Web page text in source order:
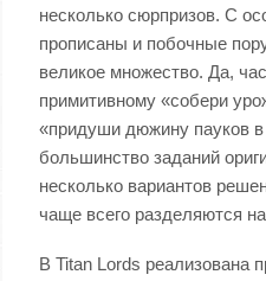
несколько сюрпризов. С
прописаны и побочные
великое множество. Да,
примитивному «собери
«придуши дюжину пауков
большинство заданий
несколько вариантов
чаще всего разделяются
В Titan Lords реализована